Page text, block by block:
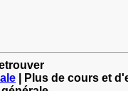
| Plus de cours et